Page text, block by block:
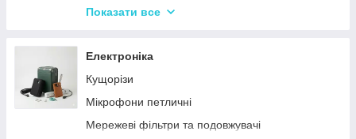
Пилососи
Інша дрібна техніка
Сендвічниці та бутербродниці
Соковичавниці
Мультиварки та скороварки
Міксери
Показати все
Електроніка
Кущорізи
Мікрофони петличні
Мережеві фільтри та подовжувачі